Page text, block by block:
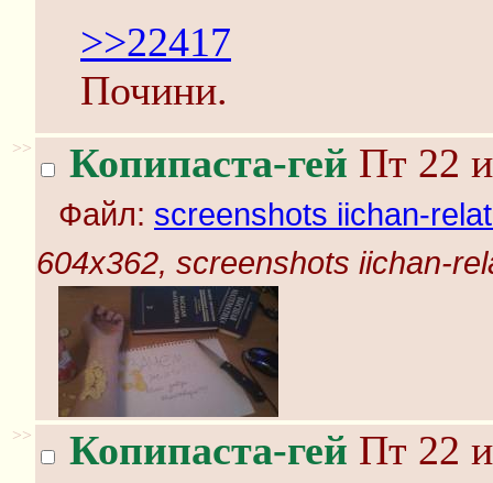
>>22417
Почини.
>> Копипаста-гей Пт 22
Файл: screenshots iichan-
604x362, screenshots iichan-
>> Копипаста-гей Пт 22